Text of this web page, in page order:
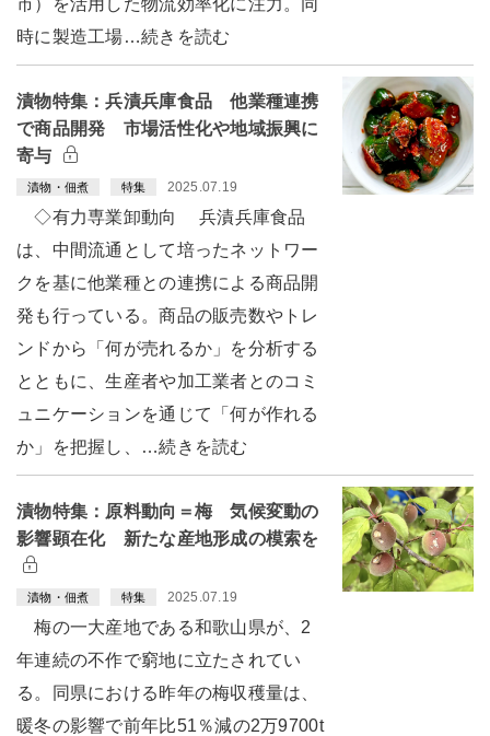
時に製造工場…続きを読む
漬物特集：兵漬兵庫食品 他業種連携
で商品開発 市場活性化や地域振興に
寄与
漬物・佃煮 特集 2025.07.19
◇有力専業卸動向 兵漬兵庫食品
は、中間流通として培ったネットワー
クを基に他業種との連携による商品開
発も行っている。商品の販売数やトレ
ンドから「何が売れるか」を分析する
とともに、生産者や加工業者とのコミ
ュニケーションを通じて「何が作れる
か」を把握し、…続きを読む
漬物特集：原料動向＝梅 気候変動の
影響顕在化 新たな産地形成の模索を
漬物・佃煮 特集 2025.07.19
梅の一大産地である和歌山県が、2
年連続の不作で窮地に立たされてい
る。同県における昨年の梅収穫量は、
暖冬の影響で前年比51％減の2万9700t